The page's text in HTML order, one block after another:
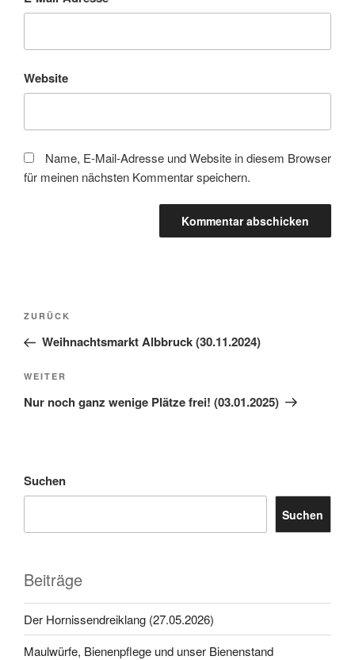
Website
Name, E-Mail-Adresse und Website in diesem Browser
für meinen nächsten Kommentar speichern.
Beitragsnavigation
Vorheriger
Beitrag
ZURÜCK
Weihnachtsmarkt Albbruck (30.11.2024)
Nächster
Beitrag
WEITER
Nur noch ganz wenige Plätze frei! (03.01.2025)
Suchen
Suchen
Beiträge
Der Hornissendreiklang (27.05.2026)
Maulwürfe, Bienenpflege und unser Bienenstand